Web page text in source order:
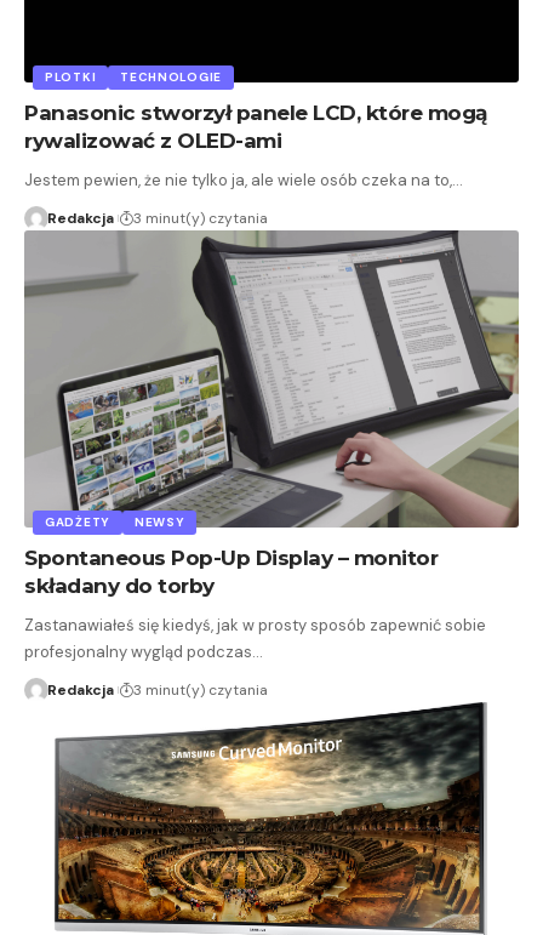
PLOTKI TECHNOLOGIE
Panasonic stworzył panele LCD, które mogą
rywalizować z OLED-ami
Jestem pewien, że nie tylko ja, ale wiele osób czeka na to,…
Redakcja 3 minut(y) czytania
GADŻETY NEWSY
Spontaneous Pop-Up Display – monitor
składany do torby
Zastanawiałeś się kiedyś, jak w prosty sposób zapewnić sobie
profesjonalny wygląd podczas…
Redakcja 3 minut(y) czytania